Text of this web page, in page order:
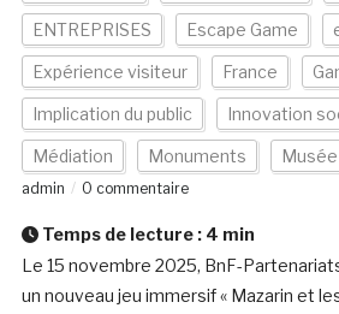
ENTREPRISES Escape Game
Expérience visiteur France
Implication du public Innovation
Médiation Monuments Musée
admin
0 commentaire
Temps de lecture : 4 min
Le 15 novembre 2025, BnF-
un nouveau jeu immersif « Mazarin et